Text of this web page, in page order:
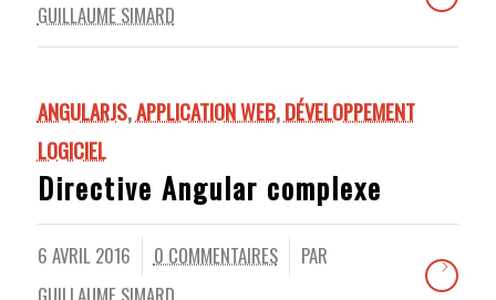
GUILLAUME SIMARD
ANGULARJS,APPLICATION WEB,DÉVELOPPEMENT
LOGICIEL
Directive Angular complexe
6 AVRIL 2016 0 COMMENTAIRES
/
PAR